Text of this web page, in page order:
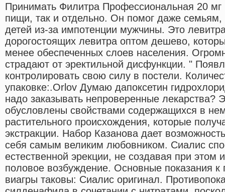
Принимать Филитра Профессиональная 20
пищи, так и отдельно. Он помог даже семьям,
детей из-за импотенции мужчины. Это
дорогостоящих левитра оптом дешево,
менее обеспеченных слоев населения.
страдают от эректильной дисфункции. "
контролировать свою силу в постели.
упаковке:.Orlov Думаю дапоксетин
надо заказывать непроверенные
обусловлены свойствами содержащихся в
растительного происхождения, которые
экстракции. Набор Казанова дает
себя самым великим любовником. Сиалис
естественной эрекции, не создавая при этом
половое возбуждение. Основные показания
виагры таковы: Сиалис оригинал.